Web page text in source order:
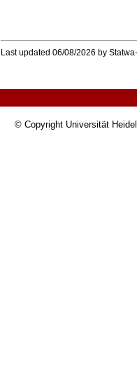
Last updated 06/08/2026 by
© Copyright Universität